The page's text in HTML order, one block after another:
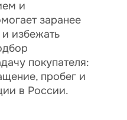
и
заранее
избежать
покупателя:
пробег и
в России.